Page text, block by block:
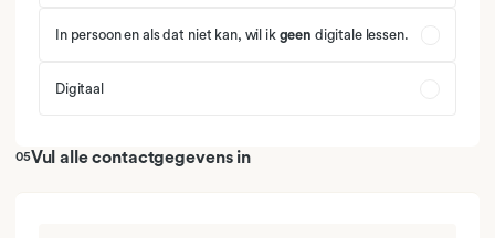
In persoon en als dat niet kan, wil ik geen digitale lessen.
Digitaal
05Vul alle contactgegevens in